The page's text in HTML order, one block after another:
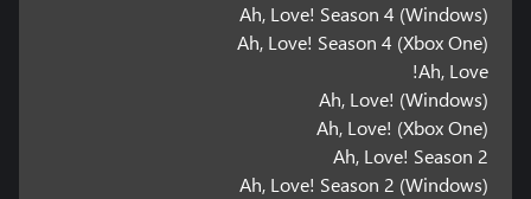
Ah, Love! Season 4 (Windows)
Ah, Love! Season 4 (Xbox One)
Ah, Love!
Ah, Love! (Windows)
Ah, Love! (Xbox One)
Ah, Love! Season 2
Ah, Love! Season 2 (Windows)